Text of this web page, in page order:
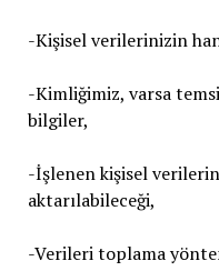
-Kişisel verilerinizin
-Kimliğimiz, varsa
bilgiler,
-İşlenen kişisel
aktarılabileceği,
-Verileri toplama